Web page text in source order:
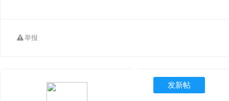
举报
发新帖